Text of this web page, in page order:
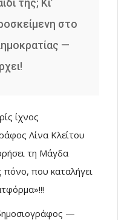
της; Κι’
στο
—
ίχνος
Λίνα Κλείτου
τη Μάγδα
που καταλήγει
—